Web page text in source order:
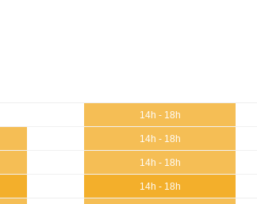
14h - 18h
14h - 18h
14h - 18h
14h - 18h